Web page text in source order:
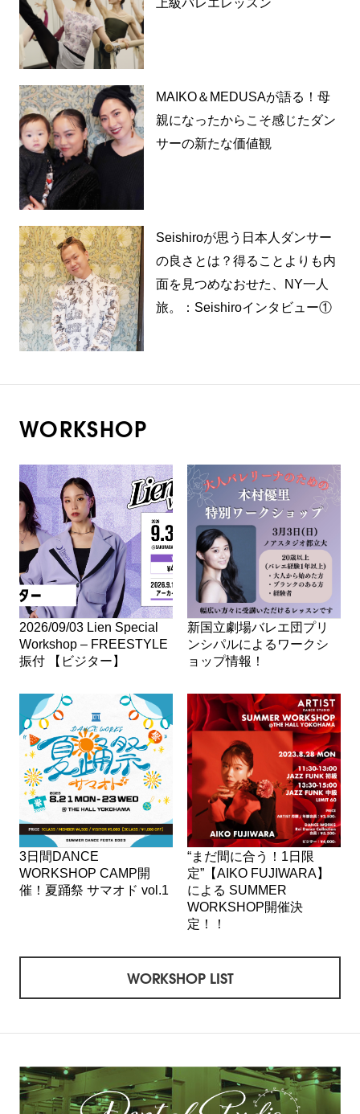
MAIKO＆MEDUSAが語る！母
親になったからこそ感じたダン
サーの新たな価値観
Seishiroが思う日本人ダンサー
の良さとは？得ることよりも内
面を見つめなおせた、NY一人
旅。：Seishiroインタビュー①
WORKSHOP
2026/09/03 Lien Special
Workshop – FREESTYLE
振付 【ビジター】
新国立劇場バレエ団プリ
ンシパルによるワークシ
ョップ情報！
3日間DANCE
WORKSHOP CAMP開
催！夏踊祭 サマオド vol.1
“まだ間に合う！1日限
定”【AIKO FUJIWARA】
による SUMMER
WORKSHOP開催決
定！！
WORKSHOP LIST